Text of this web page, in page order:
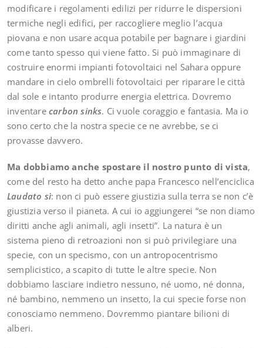
modificare i regolamenti edilizi per ridurre le dispersioni
termiche negli edifici, per raccogliere meglio l’acqua
piovana e non usare acqua potabile per bagnare i giardini
come tanto spesso qui viene fatto. Si può immaginare di
costruire enormi impianti fotovoltaici nel Sahara oppure
mandare in cielo ombrelli fotovoltaici per riparare le città
dal sole e intanto produrre energia elettrica. Dovremo
inventare carbon sinks. Ci vuole coraggio e fantasia. Ma io
sono certo che la nostra specie ce ne avrebbe, se ci
provasse davvero.
Ma dobbiamo anche spostare il nostro punto di vista,
come del resto ha detto anche papa Francesco nell’enciclica
Laudato sì: non ci può essere giustizia sulla terra se non c’è
giustizia verso il pianeta. A cui io aggiungerei “se non diamo
diritti anche agli animali, agli insetti”. La natura è un
sistema pieno di retroazioni non si può privilegiare una
specie, con un specismo, con un antropocentrismo
semplicistico, a scapito di tutte le altre specie. Non
dobbiamo lasciare indietro nessuno, né uomo, né donna,
né bambino, nemmeno un insetto, la cui specie forse non
conosciamo nemmeno. Dovremmo piantare bilioni di
alberi.